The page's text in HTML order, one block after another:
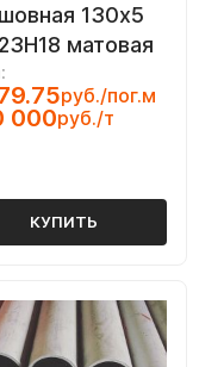
130х5
матовая
руб./пог.м
000руб./т
КУПИТЬ